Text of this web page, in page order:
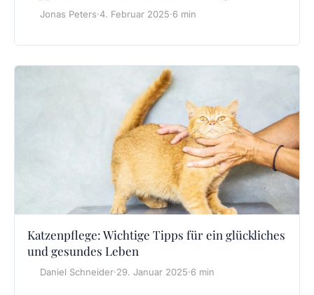
Jonas Peters·4. Februar 2025·6 min
Katzenpflege: Wichtige Tipps für ein glückliches
und gesundes Leben
Daniel Schneider·29. Januar 2025·6 min